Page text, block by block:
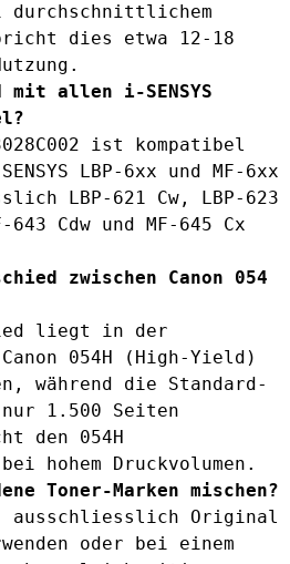
durchschnittlichem
dies etwa 12-18
mit allen i-SENSYS
ist kompatibel
LBP-6xx und MF-6xx
LBP-621 Cw, LBP-623
643 Cdw und MF-645 Cx
zwischen Canon 054
liegt in der
054H (High-Yield)
während die Standard-
nur 1.500 Seiten
den 054H
hohem Druckvolumen.
Toner-Marken mischen?
ausschliesslich Original
oder bei einem